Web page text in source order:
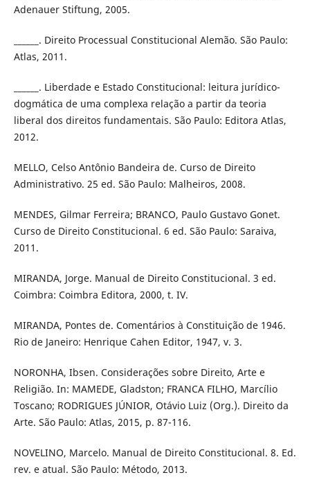
Adenauer Stiftung, 2005.
______. Direito Processual Constitucional Alemão. São Paulo:
Atlas, 2011.
______. Liberdade e Estado Constitucional: leitura jurídico-
dogmática de uma complexa relação a partir da teoria
liberal dos direitos fundamentais. São Paulo: Editora Atlas,
2012.
MELLO, Celso Antônio Bandeira de. Curso de Direito
Administrativo. 25 ed. São Paulo: Malheiros, 2008.
MENDES, Gilmar Ferreira; BRANCO, Paulo Gustavo Gonet.
Curso de Direito Constitucional. 6 ed. São Paulo: Saraiva,
2011.
MIRANDA, Jorge. Manual de Direito Constitucional. 3 ed.
Coimbra: Coimbra Editora, 2000, t. IV.
MIRANDA, Pontes de. Comentários à Constituição de 1946.
Rio de Janeiro: Henrique Cahen Editor, 1947, v. 3.
NORONHA, Ibsen. Considerações sobre Direito, Arte e
Religião. In: MAMEDE, Gladston; FRANCA FILHO, Marcílio
Toscano; RODRIGUES JÚNIOR, Otávio Luiz (Org.). Direito da
Arte. São Paulo: Atlas, 2015, p. 87-116.
NOVELINO, Marcelo. Manual de Direito Constitucional. 8. Ed.
rev. e atual. São Paulo: Método, 2013.